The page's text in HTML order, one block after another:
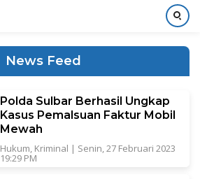
News Feed
Polda Sulbar Berhasil Ungkap
Kasus Pemalsuan Faktur Mobil
Mewah
Hukum, Kriminal | Senin, 27 Februari 2023
19:29 PM